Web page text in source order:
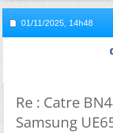
01/11/2025, 14h48
Re : Catre
Samsung